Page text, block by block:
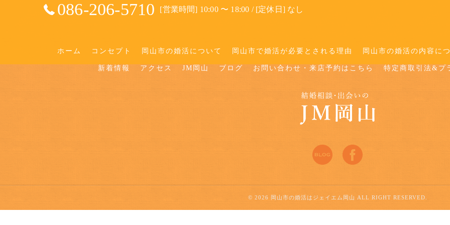
086-206-5710 [営業時間] 10:00 〜 18:00 / [定休日] なし
ホーム コンセプト 岡山市の婚活について 岡山市で婚活が必要とされる理由 岡山市の婚活の内容に
新着情報 アクセス JM岡山 ブログ お問い合わせ・来店予約はこちら 特定商取引法&プ
© 2026 岡山市の婚活はジェイエム岡山 ALL RIGHT RESERVED.